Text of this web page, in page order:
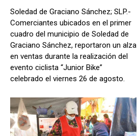
Soledad de Graciano Sánchez; SLP.-
Comerciantes ubicados en el primer
cuadro del municipio de Soledad de
Graciano Sánchez, reportaron un alza
en ventas durante la realización del
evento ciclista “Junior Bike”
celebrado el viernes 26 de agosto.